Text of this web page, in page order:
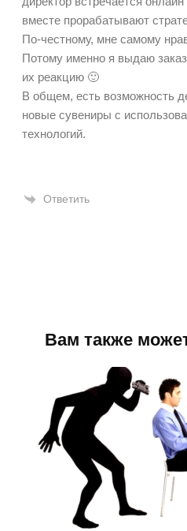
вместе прорабатывают
По-честному, мне самому
Потому именно я выдаю
их реакцию 🙂
В общем, есть возможность
новые сувениры с
технологий.
Ответить
Вам также